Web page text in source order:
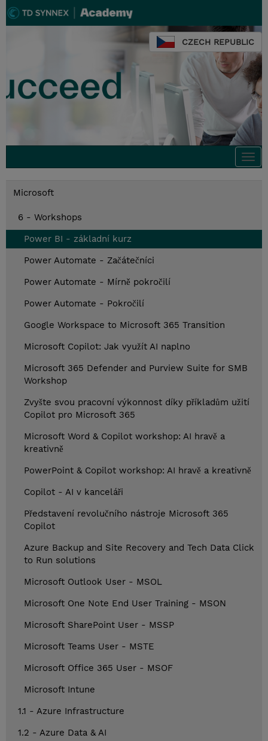
CZECH REPUBLIC
Microsoft
6 - Workshops
Power BI - základní kurz
Power Automate - Začátečníci
Power Automate - Mírně pokročilí
Power Automate - Pokročilí
Google Workspace to Microsoft 365 Transition
Microsoft Copilot: Jak využít AI naplno
Microsoft 365 Defender and Purview Suite for SMB
Workshop
Zvyšte svou pracovní výkonnost díky příkladům užití
Copilot pro Microsoft 365
Microsoft Word & Copilot workshop: AI hravě a
kreativně
PowerPoint & Copilot workshop: AI hravě a kreativně
Copilot - AI v kanceláři
Představení revolučního nástroje Microsoft 365
Copilot
Azure Backup and Site Recovery and Tech Data Click
to Run solutions
Microsoft Outlook User - MSOL
Microsoft One Note End User Training - MSON
Microsoft SharePoint User - MSSP
Microsoft Teams User - MSTE
Microsoft Office 365 User - MSOF
Microsoft Intune
1.1 - Azure Infrastructure
1.2 - Azure Data & AI